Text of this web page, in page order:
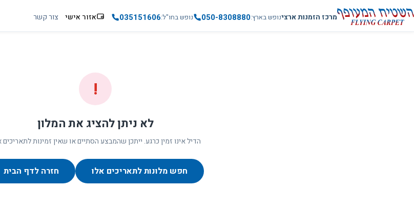
מרכז הזמנות ארצינופש בארץ050-8308880 נופש בחו"ל035151606 אזור אישי צור קשר
!
לא ניתן להציג את המלון
הדיל אינו זמין כרגע. ייתכן שהמבצע הסתיים או שאין זמינות לתאריכים
חפש מלונות לתאריכים אלו חזרה לדף הבית